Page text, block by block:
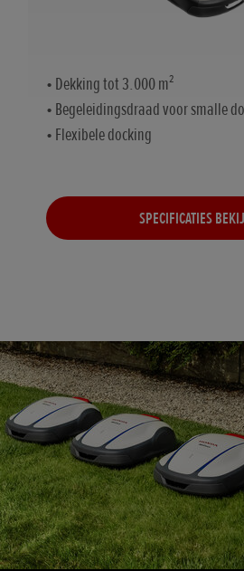
• Dekking tot 3.000 m²
• Begeleidingsdraad voor smalle
• Flexibele docking
SPECIFICATIES